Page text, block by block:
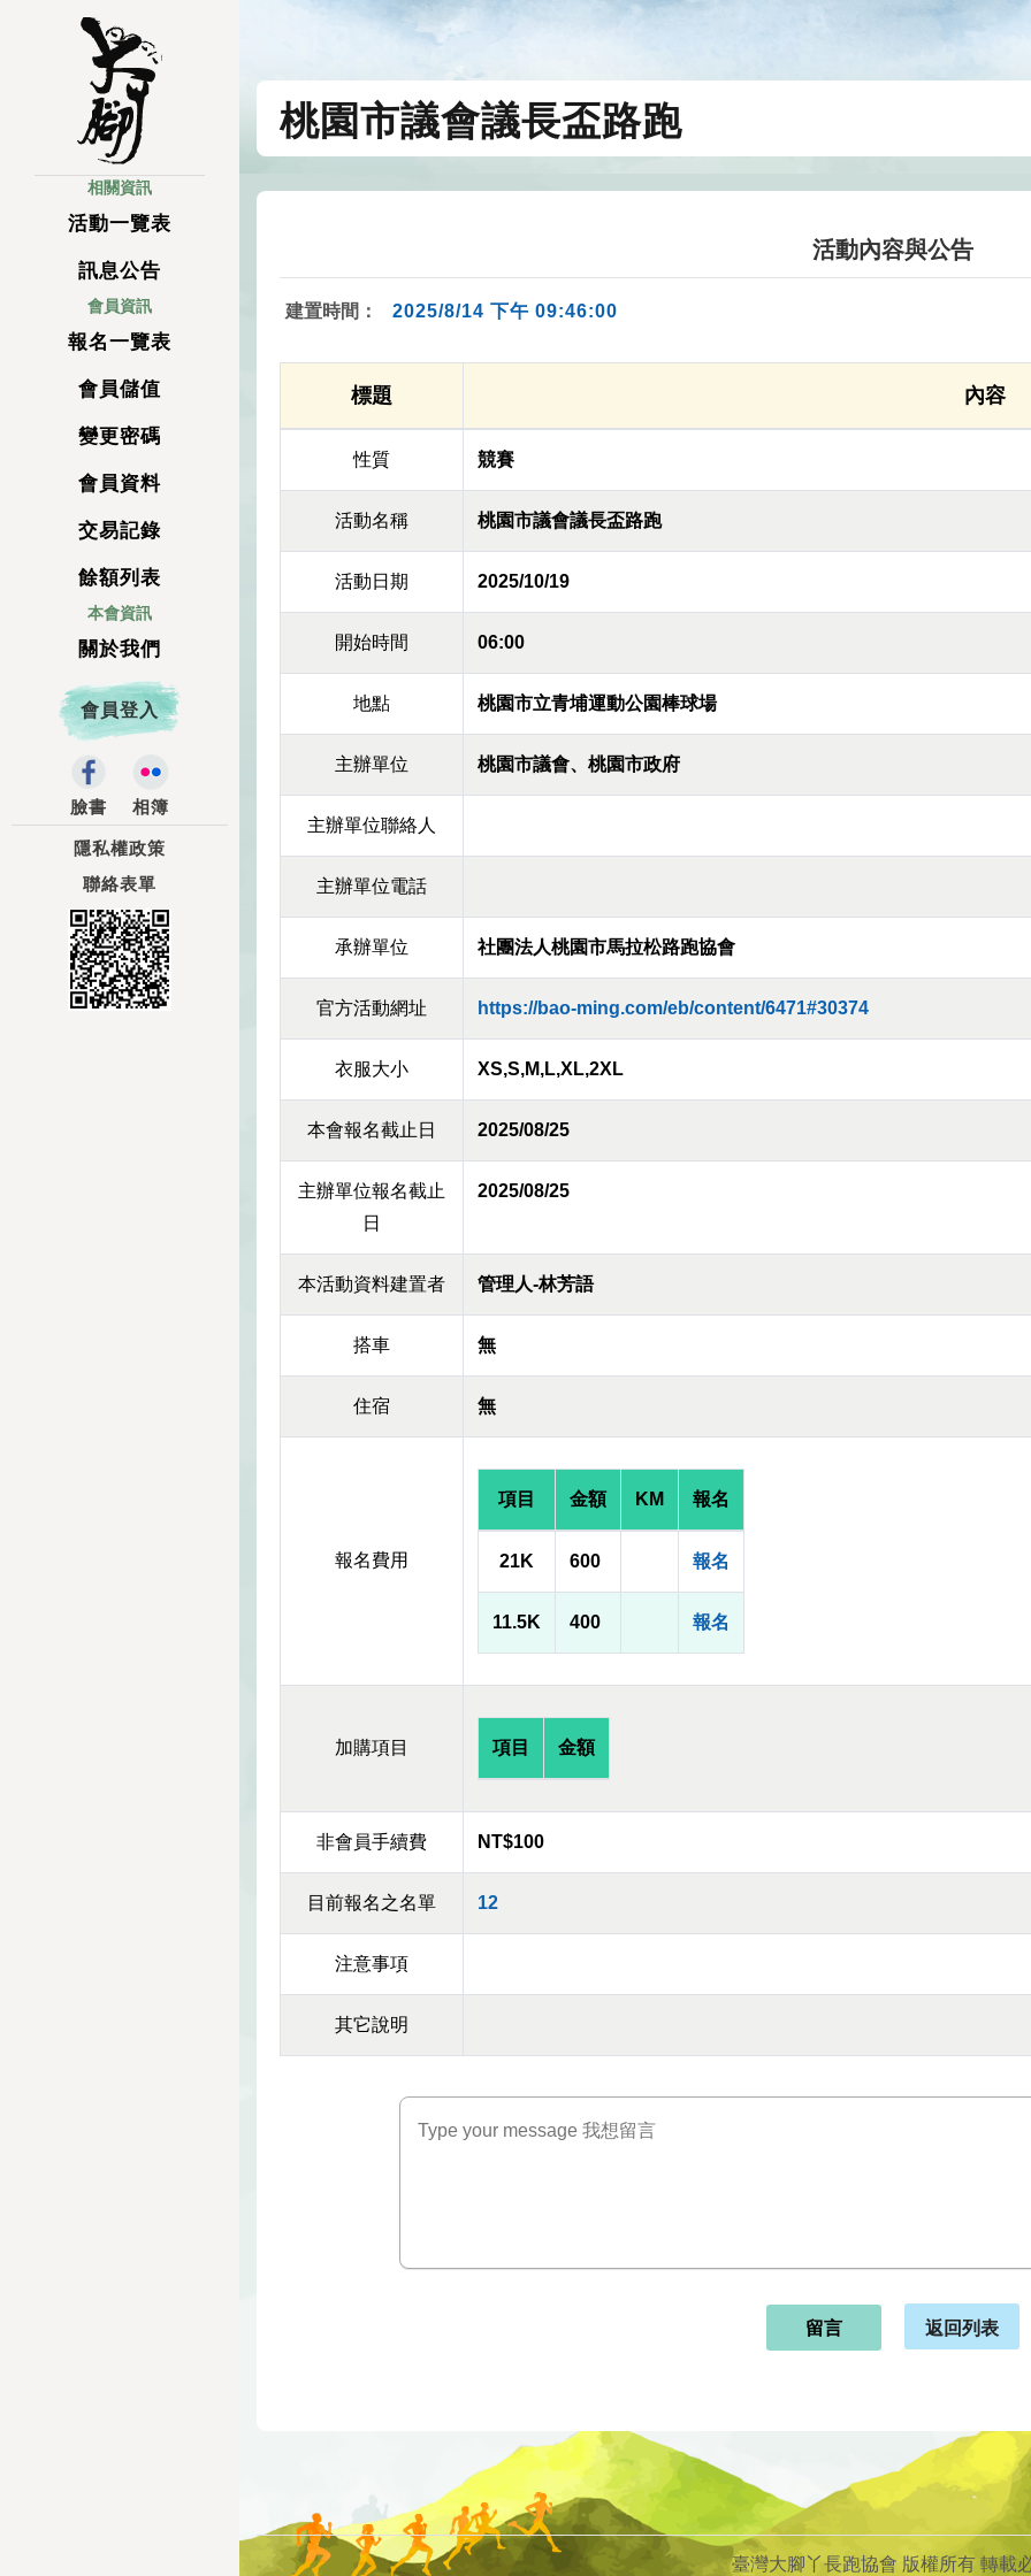
相關資訊
活動一覽表
訊息公告
會員資訊
報名一覽表
會員儲值
變更密碼
會員資料
交易記錄
餘額列表
本會資訊
關於我們
會員登入
臉書 相簿
隱私權政策
聯絡表單
桃園市議會議長盃路跑
活動內容與公告
建置時間： 2025/8/14 下午 09:46:00
標題 內容
性質 競賽
活動名稱 桃園市議會議長盃路跑
活動日期 2025/10/19
開始時間 06:00
地點 桃園市立青埔運動公園棒球場
主辦單位 桃園市議會、桃園市政府
主辦單位聯絡人
主辦單位電話
承辦單位 社團法人桃園市馬拉松路跑協會
官方活動網址 https://bao-ming.com/eb/content/6471#30374
衣服大小 XS,S,M,L,XL,2XL
本會報名截止日 2025/08/25
主辦單位報名截止
日
2025/08/25
本活動資料建置者 管理人-林芳語
搭車 無
住宿 無
報名費用
項目 金額 KM 報名
21K 600 報名
11.5K 400 報名
加購項目 項目 金額
非會員手續費 NT$100
目前報名之名單 12
注意事項
其它說明
留言 返回列表
臺灣大腳丫長跑協會 版權所有 轉載